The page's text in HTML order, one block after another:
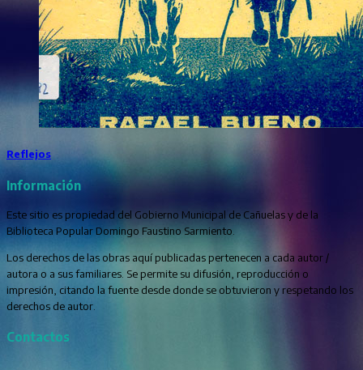
Reflejos
Información
Este sitio es propiedad del Gobierno Municipal de Cañuelas y de la
Biblioteca Popular Domingo Faustino Sarmiento.
Los derechos de las obras aquí publicadas pertenecen a cada autor /
autora o a sus familiares. Se permite su difusión, reproducción o
impresión, citando la fuente desde donde se obtuvieron y respetando los
derechos de autor.
Contactos